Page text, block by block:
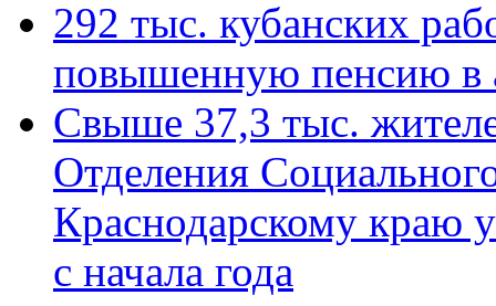
292 тыс. кубанских
повышенную пенсию в
Свыше 37,3 тыс.
Отделения
Краснодарскому краю
с начала года